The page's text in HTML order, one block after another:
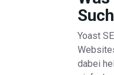
Yoast
dabei